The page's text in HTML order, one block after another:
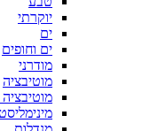
יוקרתי
ים
ים וחופים
מודרני
מוטיבציה